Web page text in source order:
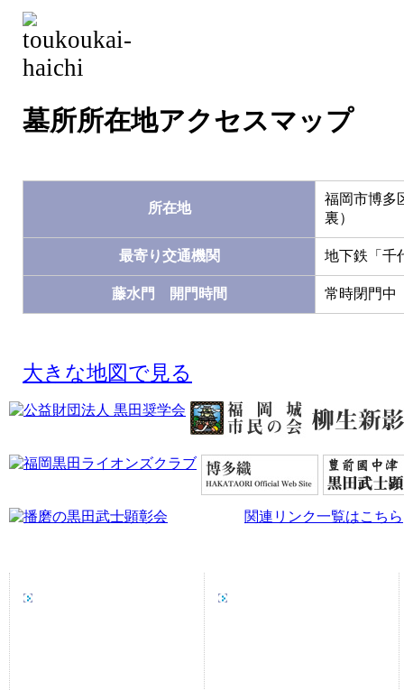
墓所所在地アクセスマップ
所在地
福岡市博多
裏）
最寄り交通機関 地下鉄「千
藤水門 開門時間 常時閉門中
大きな地図で見る
関連リンク一覧はこちら